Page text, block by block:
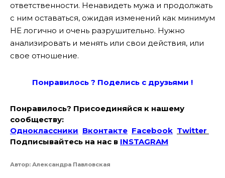
ответственности. Ненавидеть мужа и продолжать
с ним оставаться, ожидая изменений как минимум
НЕ логично и очень разрушительно. Нужно
анализировать и менять или свои действия, или
свое отношение.
Понравилось ? Поделись с друзьями !
Понравилось? Присоединяйся к нашему
сообществу:
Одноклассники Вконтакте Facebook Twitter
Подписывайтесь на наc в INSTAGRAM
Автор: Александра Павловская